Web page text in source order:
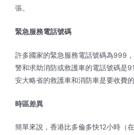
張。
緊急服務電話號碼
許多國家的緊急服務電話號碼為999
警和求助消防或救護車的電話號碼是
安大略省的救護車和消防車是要收費的
時區差異
簡單來說，香港比多倫多快12小時（